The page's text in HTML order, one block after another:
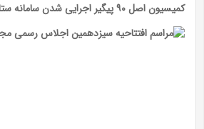
کمیسیون اصل ۹۰ پیگیر اجرایی شدن سامانه ستاد